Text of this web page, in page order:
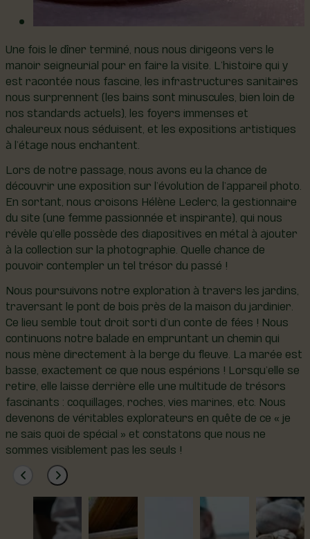
Une fois le dîner terminé, nous nous dirigeons vers le
manoir seigneurial pour en faire la visite. L’histoire qui y
est racontée nous fascine, les infrastructures sanitaires
nous surprennent (les bains sont minuscules, bien loin de
nos standards actuels), les foyers immenses et
chaleureux nous séduisent, et les expositions artistiques
à l’étage nous enchantent.
Lors de notre passage, nous avons eu la chance de
découvrir une exposition sur l’évolution de l’appareil photo.
En sortant, nous croisons Hélène Leclerc, la gestionnaire
du site (une femme passionnée et inspirante), qui nous
révèle qu’elle possède des diapositives en métal à ajouter
à la collection sur la photographie. Quelle chance de
pouvoir contempler un tel trésor du passé !
Nous poursuivons notre exploration à travers les jardins,
traversant le pont de bois près de la maison du jardinier.
Ce lieu semble tout droit sorti d’un conte de fées ! Nous
continuons notre balade en empruntant un chemin qui
nous mène directement à la berge du fleuve. La marée est
basse, exactement ce que nous espérions ! Lorsqu’elle se
retire, elle laisse derrière elle une multitude de trésors
fascinants : coquillages, roches, vies marines, etc. Nous
devenons de véritables explorateurs en quête de ce « je
ne sais quoi de spécial » et constatons que nous ne
sommes visiblement pas les seuls !